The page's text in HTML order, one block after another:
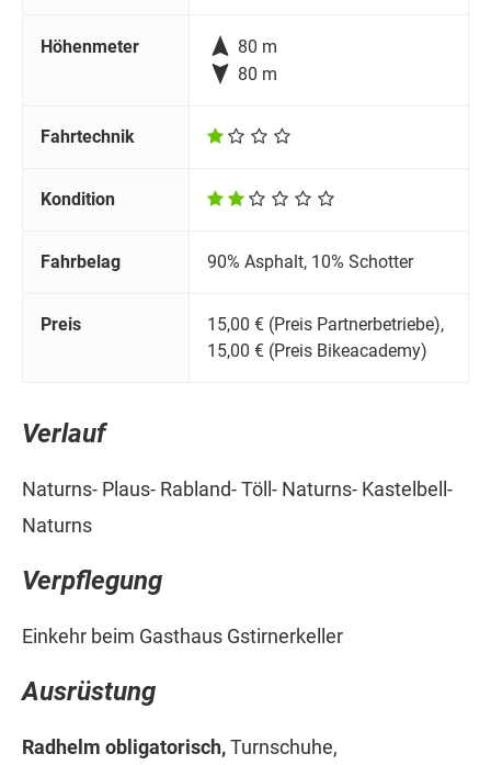
Höhenmeter  80 m
 80 m
Fahrtechnik
Kondition
Fahrbelag 90% Asphalt, 10% Schotter
Preis
15,00 € (Preis Partnerbetriebe),
15,00 € (Preis Bikeacademy)
Verlauf
Naturns- Plaus- Rabland- Töll- Naturns- Kastelbell-
Naturns
Verpflegung
Einkehr beim Gasthaus Gstirnerkeller
Ausrüstung
Radhelm obligatorisch,Turnschuhe,